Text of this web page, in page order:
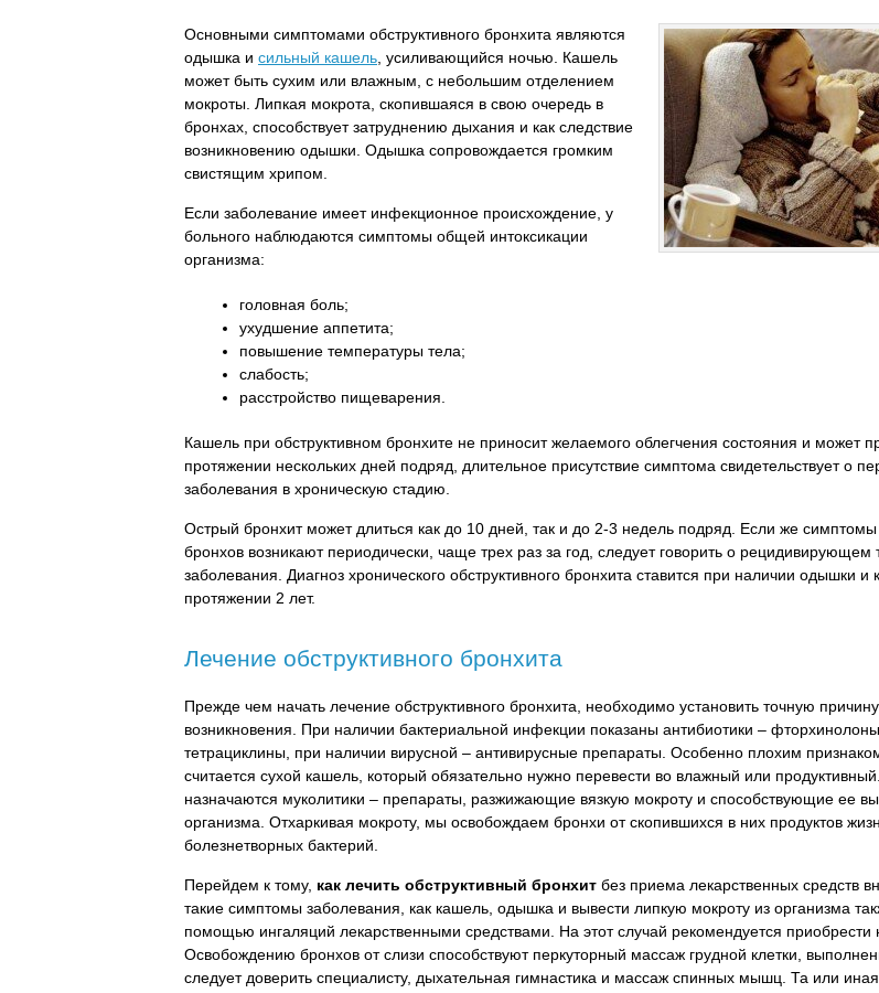
Основными симптомами обструктивного бронхита являются
одышка и сильный кашель , усиливающийся ночью. Кашель
может быть сухим или влажным, с небольшим отделением
мокроты. Липкая мокрота, скопившаяся в свою очередь в
бронхах, способствует затруднению дыхания и как следствие
возникновению одышки. Одышка сопровождается громким
свистящим хрипом.
Если заболевание имеет инфекционное происхождение, у
больного наблюдаются симптомы общей интоксикации
организма:
головная боль;
ухудшение аппетита;
повышение температуры тела;
слабость;
расстройство пищеварения.
Кашель при обструктивном бронхите не приносит желаемого облегчения состояния и может
протяжении нескольких дней подряд, длительное присутствие симптома свидетельствует о
заболевания в хроническую стадию.
Острый бронхит может длиться как до 10 дней, так и до 2-3 недель подряд. Если же
бронхов возникают периодически, чаще трех раз за год, следует говорить о рецидивирующем
заболевания. Диагноз хронического обструктивного бронхита ставится при наличии одышки и
протяжении 2 лет.
Лечение обструктивного бронхита
Прежде чем начать лечение обструктивного бронхита, необходимо установить точную
возникновения. При наличии бактериальной инфекции показаны антибиотики –
тетрациклины, при наличии вирусной – антивирусные препараты. Особенно плохим
считается сухой кашель, который обязательно нужно перевести во влажный или
назначаются муколитики – препараты, разжижающие вязкую мокроту и способствующие ее
организма. Отхаркивая мокроту, мы освобождаем бронхи от скопившихся в них продуктов
болезнетворных бактерий.
Перейдем к тому, как лечить обструктивный бронхит без приема лекарственных средств
такие симптомы заболевания, как кашель, одышка и вывести липкую мокроту из организма
помощью ингаляций лекарственными средствами. На этот случай рекомендуется приобрести
Освобождению бронхов от слизи способствуют перкуторный массаж грудной клетки,
следует доверить специалисту, дыхательная гимнастика и массаж спинных мышц. Та или